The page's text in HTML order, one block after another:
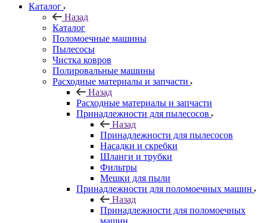
Каталог
Назад
Каталог
Поломоечные машины
Пылесосы
Чистка ковров
Полировальные машины
Расходные материалы и запчасти
Назад
Расходные материалы и запчасти
Принадлежности для пылесосов
Назад
Принадлежности для пылесосов
Насадки и скребки
Шланги и трубки
Фильтры
Мешки для пыли
Принадлежности для поломоечных машин
Назад
Принадлежности для поломоечных
машин